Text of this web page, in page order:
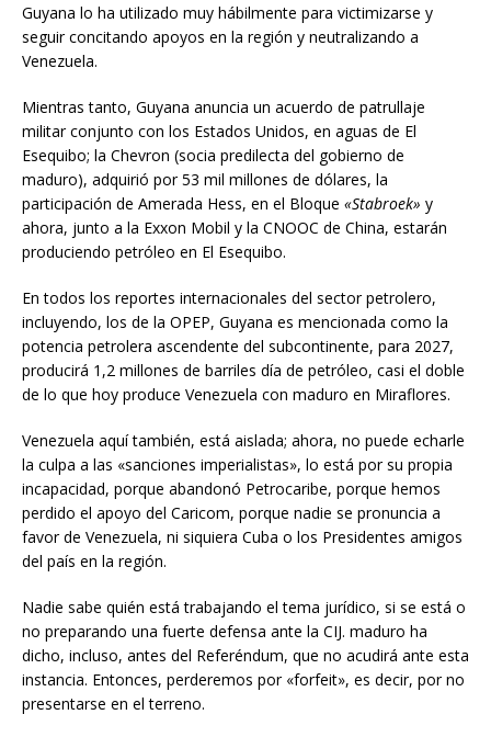
Guyana lo ha utilizado muy hábilmente para victimizarse y
seguir concitando apoyos en la región y neutralizando a
Venezuela.
Mientras tanto, Guyana anuncia un acuerdo de patrullaje
militar conjunto con los Estados Unidos, en aguas de El
Esequibo; la Chevron (socia predilecta del gobierno de
maduro), adquirió por 53 mil millones de dólares, la
participación de Amerada Hess, en el Bloque «Stabroek» y
ahora, junto a la Exxon Mobil y la CNOOC de China, estarán
produciendo petróleo en El Esequibo.
En todos los reportes internacionales del sector petrolero,
incluyendo, los de la OPEP, Guyana es mencionada como la
potencia petrolera ascendente del subcontinente, para 2027,
producirá 1,2 millones de barriles día de petróleo, casi el doble
de lo que hoy produce Venezuela con maduro en Miraflores.
Venezuela aquí también, está aislada; ahora, no puede echarle
la culpa a las «sanciones imperialistas», lo está por su propia
incapacidad, porque abandonó Petrocaribe, porque hemos
perdido el apoyo del Caricom, porque nadie se pronuncia a
favor de Venezuela, ni siquiera Cuba o los Presidentes amigos
del país en la región.
Nadie sabe quién está trabajando el tema jurídico, si se está o
no preparando una fuerte defensa ante la CIJ. maduro ha
dicho, incluso, antes del Referéndum, que no acudirá ante esta
instancia. Entonces, perderemos por «forfeit», es decir, por no
presentarse en el terreno.